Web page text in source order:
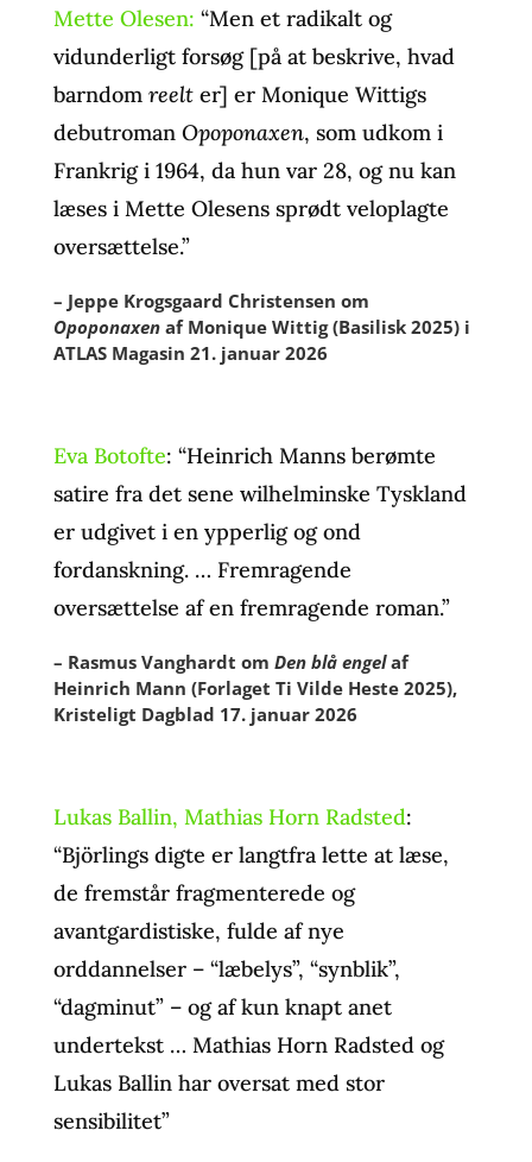
Mette Olesen: “Men et radikalt og
vidunderligt forsøg [på at beskrive, hvad
barndom reelter] er Monique Wittigs
debutroman Opoponaxen, som udkom i
Frankrig i 1964, da hun var 28, og nu kan
læses i Mette Olesens sprødt veloplagte
oversættelse.”
– Jeppe Krogsgaard Christensen om
Opoponaxenaf Monique Wittig (Basilisk 2025) i
ATLAS Magasin 21. januar 2026
Eva Botofte: “Heinrich Manns berømte
satire fra det sene wilhelminske Tyskland
er udgivet i en ypperlig og ond
fordanskning. … Fremragende
oversættelse af en fremragende roman.”
– Rasmus Vanghardt om Den blå engelaf
Heinrich Mann (Forlaget Ti Vilde Heste 2025),
Kristeligt Dagblad 17. januar 2026
Lukas Ballin, Mathias Horn Radsted:
“Björlings digte er langtfra lette at læse,
de fremstår fragmenterede og
avantgardistiske, fulde af nye
orddannelser – “læbelys”, “synblik”,
“dagminut” – og af kun knapt anet
undertekst … Mathias Horn Radsted og
Lukas Ballin har oversat med stor
sensibilitet”